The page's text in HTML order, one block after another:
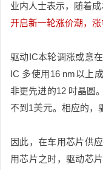
业内人士表示，随着成
开启新一轮涨价潮，涨
驱动IC本轮调涨或意
IC 多使用16 nm以上
非更先进的12 吋晶圆
不到1美元。相应的，
因此，在车用芯片供
用芯片之时，驱动芯